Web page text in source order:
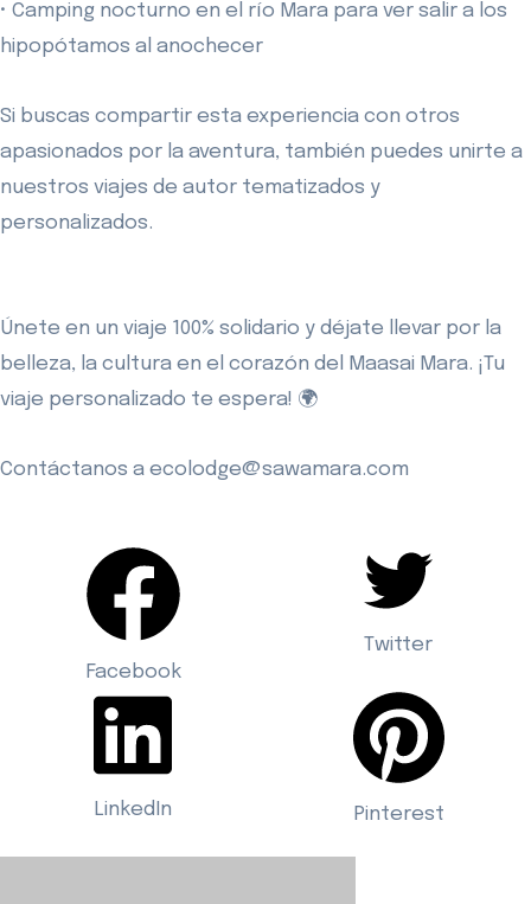
• Camping nocturno en el río Mara para ver salir a los
hipopótamos al anochecer
Si buscas compartir esta experiencia con otros
apasionados por la aventura, también puedes unirte a
nuestros viajes de autor tematizados y
personalizados.
Únete en un viaje 100% solidario y déjate llevar por la
belleza, la cultura en el corazón del Maasai Mara. ¡Tu
viaje personalizado te espera! 🌍
Contáctanos a ecolodge@sawamara.com
Facebook
Twitter
LinkedIn Pinterest